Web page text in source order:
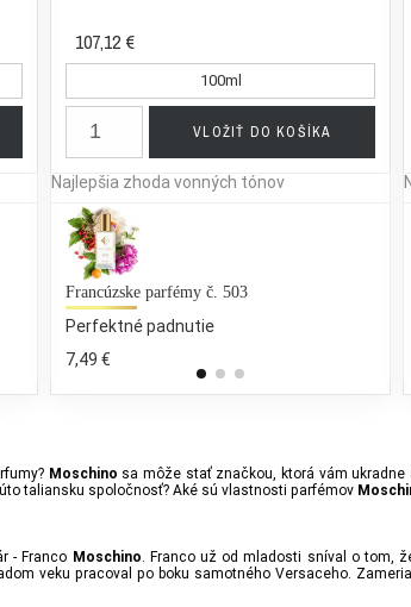
DKNY - Nectar Love
25 % bežných vonných tónov
140,00 €
107,12 €
100ml
VLOŽIŤ DO KOŠÍKA
Najlepšia zhoda vonných tónov
Francúzske parfémy č. 503
Perfektné padnutie
7,49 €
Moschino sa môže stať značkou, ktorá vám
taliansku spoločnosť? Aké sú vlastnosti parfémov
- Franco Moschino . Franco už od mladosti sníval o tom,
veku pracoval po boku samotného Versaceho.